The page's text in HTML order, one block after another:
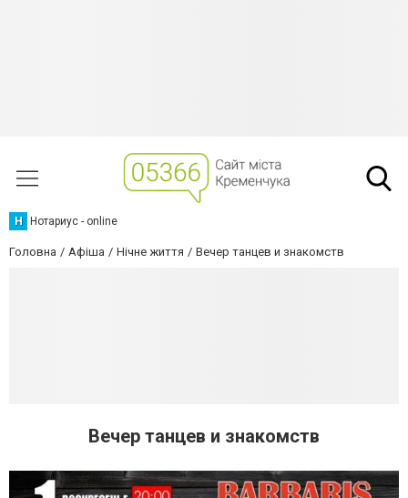
Н Нотариус - online
Головна Афіша Нічне життя Вечер танцев и знакомств
Вечер танцев и знакомств